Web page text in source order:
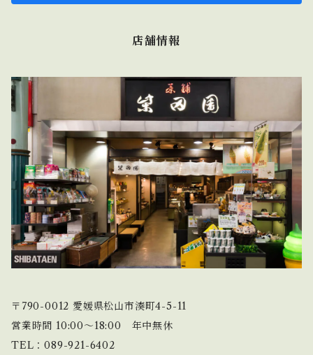
店舗情報
〒790-0012 愛媛県松山市湊町4-5-11
営業時間 10:00〜18:00 年中無休
TEL：089-921-6402